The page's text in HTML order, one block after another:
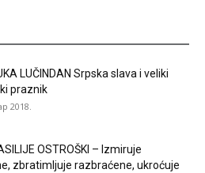
LUČINDAN Srpska slava i veliki
praznik
2018.
OSTROŠKI – Izmiruje
zbratimljuje razbraćene, ukroćuje